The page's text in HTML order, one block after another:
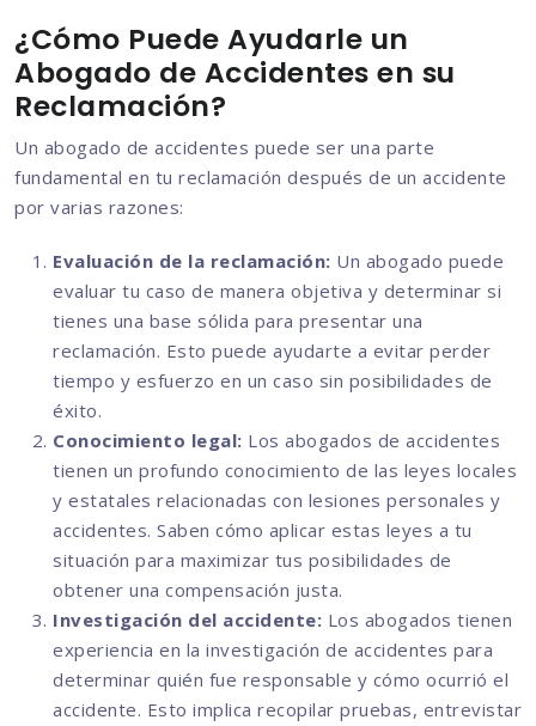
¿Cómo Puede Ayudarle un
Abogado de Accidentes en su
Reclamación?
Un abogado de accidentes puede ser una parte
fundamental en tu reclamación después de un accidente
por varias razones:
Evaluación de la reclamación: Un abogado puede
evaluar tu caso de manera objetiva y determinar si
tienes una base sólida para presentar una
reclamación. Esto puede ayudarte a evitar perder
tiempo y esfuerzo en un caso sin posibilidades de
éxito.
Conocimiento legal: Los abogados de accidentes
tienen un profundo conocimiento de las leyes locales
y estatales relacionadas con lesiones personales y
accidentes. Saben cómo aplicar estas leyes a tu
situación para maximizar tus posibilidades de
obtener una compensación justa.
Investigación del accidente: Los abogados tienen
experiencia en la investigación de accidentes para
determinar quién fue responsable y cómo ocurrió el
accidente. Esto implica recopilar pruebas, entrevistar